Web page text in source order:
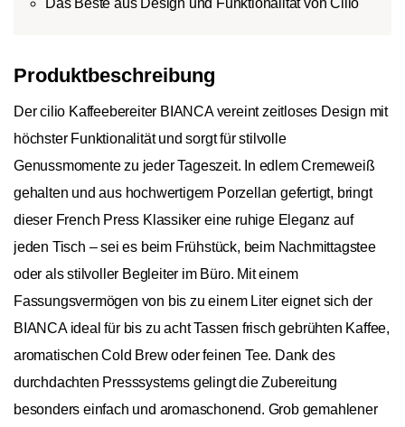
Produktbeschreibung
Der cilio Kaffeebereiter BIANCA vereint zeitloses Design mit
höchster Funktionalität und sorgt für stilvolle
Genussmomente zu jeder Tageszeit. In edlem Cremeweiß
gehalten und aus hochwertigem Porzellan gefertigt, bringt
dieser French Press Klassiker eine ruhige Eleganz auf
jeden Tisch – sei es beim Frühstück, beim Nachmittagstee
oder als stilvoller Begleiter im Büro. Mit einem
Fassungsvermögen von bis zu einem Liter eignet sich der
BIANCA ideal für bis zu acht Tassen frisch gebrühten Kaffee,
aromatischen Cold Brew oder feinen Tee. Dank des
durchdachten Presssystems gelingt die Zubereitung
besonders einfach und aromaschonend. Grob gemahlener